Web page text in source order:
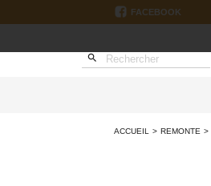
FACEBOOK

ACCUEIL REMONTE